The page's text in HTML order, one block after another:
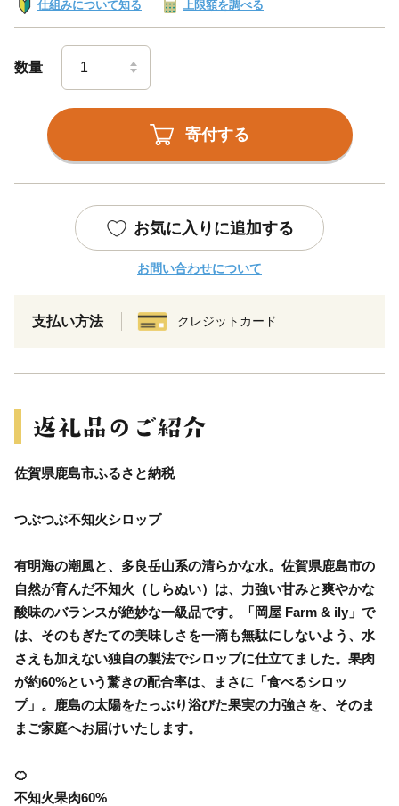
仕組みについて知る 上限額を調べる
数量
寄付する
お気に入りに追加する
お問い合わせについて
支払い方法 クレジットカード
佐賀県鹿島市ふるさと納税
つぶつぶ不知火シロップ
有明海の潮風と、多良岳山系の清らかな水。佐賀県鹿島市の
自然が育んだ不知火（しらぬい）は、力強い甘みと爽やかな
酸味のバランスが絶妙な一級品です。「岡屋 Farm & ily」で
は、そのもぎたての美味しさを一滴も無駄にしないよう、水
さえも加えない独自の製法でシロップに仕立てました。果肉
が約60%という驚きの配合率は、まさに「食べるシロッ
プ」。鹿島の太陽をたっぷり浴びた果実の力強さを、そのま
まご家庭へお届けいたします。
🍊
不知火果肉60%